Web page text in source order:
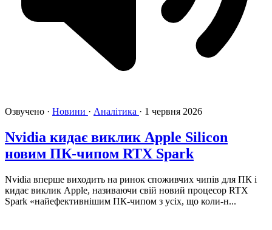
Озвучено · Новини · Аналітика · 1 червня 2026
Nvidia кидає виклик Apple Silicon
новим ПК-чипом RTX Spark
Nvidia вперше виходить на ринок споживчих чипів для ПК і
кидає виклик Apple, називаючи свій новий процесор RTX
Spark «найефективнішим ПК-чипом з усіх, що коли-н...